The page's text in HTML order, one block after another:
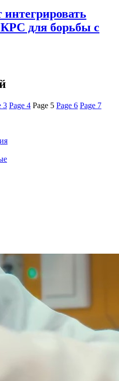
КРС для борьбы с
3 Page 4 Page 5 Page 6 Page 7